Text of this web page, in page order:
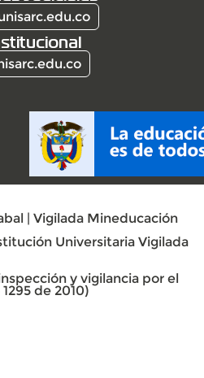
| Vigilada Mineducación
Universitaria Vigilada
y vigilancia por el
de 2010)